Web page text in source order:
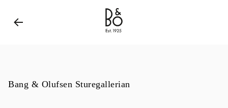
Bang & Olufsen - Exist to Create
Bang & Olufsen Sturegallerian